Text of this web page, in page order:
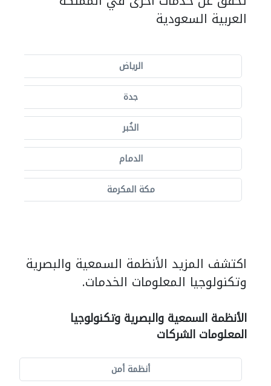
العربية السعودية
الرياض
جدة
الخُبر
الدمام
مكة المكرمة
اكتشف المزيد الأنظمة السمعية والبصرية
وتكنولوجيا المعلومات الخدمات.
الأنظمة السمعية والبصرية وتكنولوجيا
المعلومات الشركات
أنظمة أمن